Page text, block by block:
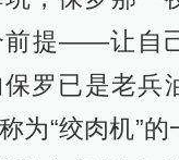
看，新版电
、法国兵发现